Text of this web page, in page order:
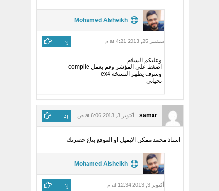
Mohamed Alsheikh
سبتمبر 25, 2013 at 4:21 م رد
وعليكم السلام
اضغط على المؤشر وقم بعمل compile
وسوف يظهر النسخه ex4
تحياتي
samar أكتوبر 3, 2013 at 6:06 ص رد
استاذ محمد ممكن الايميل او الموقع بتاع حضرتك
Mohamed Alsheikh
أكتوبر 3, 2013 at 12:34 م رد